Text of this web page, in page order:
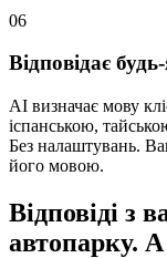
06
Відповідає
AI визначає мову
іспанською,
Без налаштувань.
його мовою.
Відповіді з
автопарку.